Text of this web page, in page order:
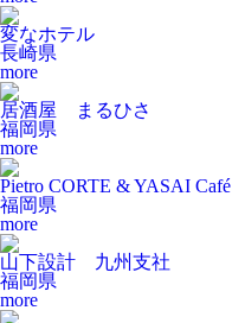
変なホテル
長崎県
more
居酒屋 まるひさ
福岡県
more
Pietro CORTE & YASAI Café
福岡県
more
山下設計 九州支社
福岡県
more